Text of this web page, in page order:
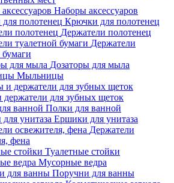
Наборы аксессуаров
Крючки для полотенец
Держатели полотенец
Держатели
бумаги
Дозаторы для мыла
Мыльницы
для зубных щеток
Полки для ванной
Ершики для унитаза
Держатели
фена
Туалетные стойки
Мусорные ведра
Поручни для ванны